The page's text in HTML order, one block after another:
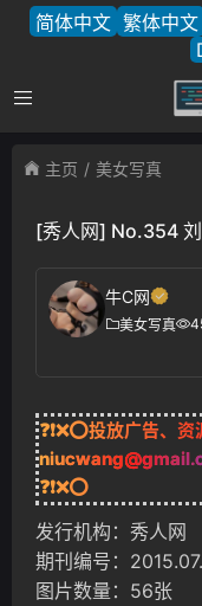
简体中文 繁体中文
主页 美女写真
[秀人网] No.354
牛C网
美女写真
❓❗❌⭕投放广告、
❓❗❌⭕
发行机构：秀人网
期刊编号：
图片数量：56张